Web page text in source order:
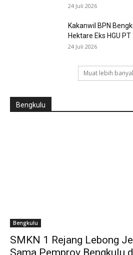
24 Juli 2026
Kakanwil BPN
Hektare Eks HGU PT
24 Juli 2026
Muat lebih
Bengkulu
Bengkulu
SMKN 1 Rejang Lebong
Sama Pemprov Bengkulu